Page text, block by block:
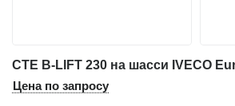
CTE B-LIFT 230 на шасси IVECO
Цена по запросу